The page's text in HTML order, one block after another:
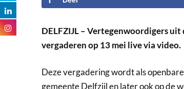
DELFZIJL – Vertegenwoordigers
vergaderen op 13 mei live via video.
Deze vergadering wordt als
gemeente Delfzijl en later ook op de